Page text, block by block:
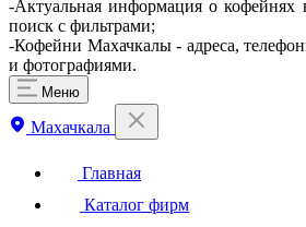
-Актуальная информация о кофейнях
поиск с фильтрами;
-Кофейни Махачкалы - адреса,
и фотографиями.
Меню
Махачкала
Главная
Каталог фирм